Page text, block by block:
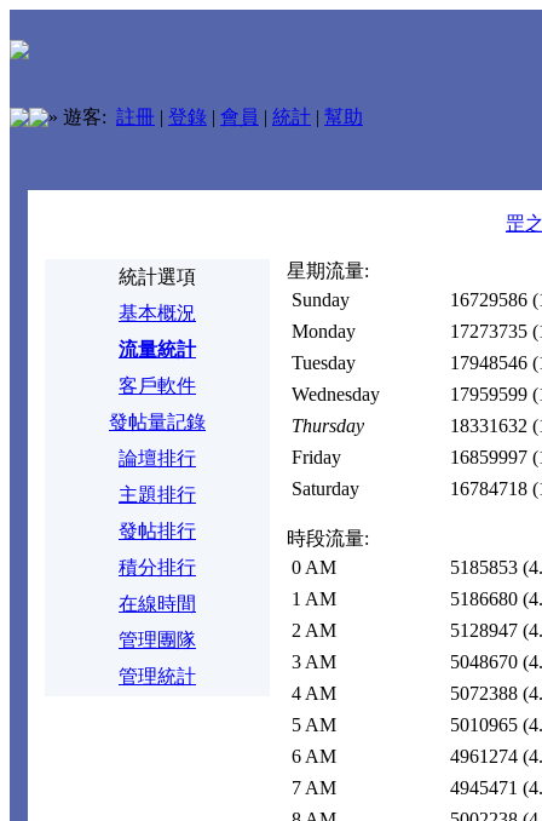
» 遊客: 註冊 | 登錄 | 會員 | 統計 | 幫助
罡
統計選項
基本概況
流量統計
客戶軟件
發帖量記錄
論壇排行
主題排行
發帖排行
積分排行
在線時間
管理團隊
管理統計
星期流量:
Sunday
16729586
Monday
17273735
Tuesday
17948546
Wednesday
17959599
Thursday
18331632
Friday
16859997
Saturday
16784718
時段流量:
0 AM
5185853
1 AM
5186680
2 AM
5128947
3 AM
5048670
4 AM
5072388
5 AM
5010965
6 AM
4961274
7 AM
4945471